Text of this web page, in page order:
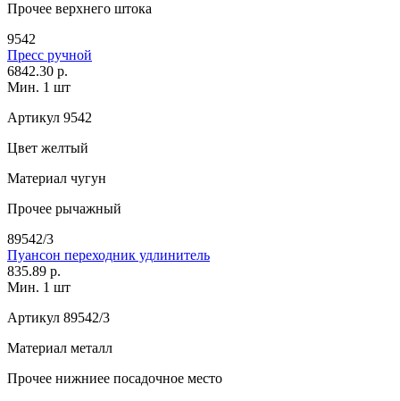
Прочее верхнего штока
9542
Пресс ручной
6842.30 р.
Мин. 1 шт
Артикул 9542
Цвет желтый
Материал чугун
Прочее рычажный
89542/3
Пуансон переходник удлинитель
835.89 р.
Мин. 1 шт
Артикул 89542/3
Материал металл
Прочее нижниее посадочное место